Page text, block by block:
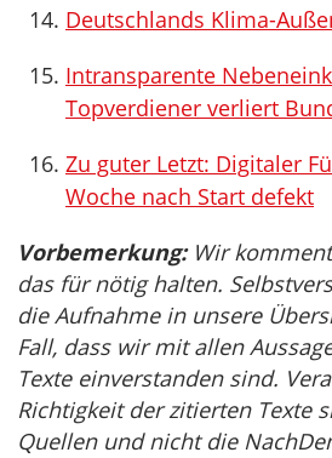
Deutschlands Klima-
Intransparente
Topverdiener verliert
Zu guter Letzt: Digitaler
Woche nach Start defekt
Vorbemerkung:Wir
das für nötig halten.
die Aufnahme in unsere
Fall, dass wir mit allen
Texte einverstanden sind.
Richtigkeit der zitierten Texte
Quellen und nicht die